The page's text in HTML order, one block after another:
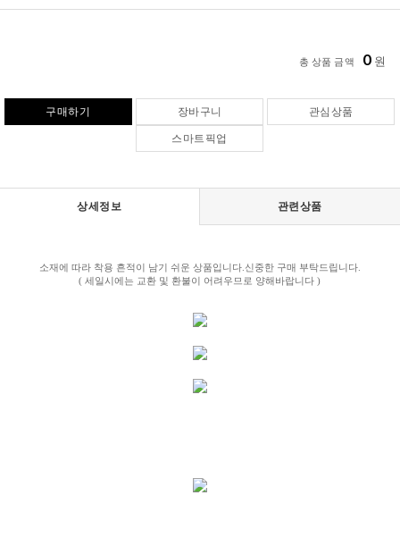
총 상품 금액 0 원
구매하기 장바구니
관심상품
스마트픽업
상세정보 관련상품
소재에 따라 착용 흔적이 남기 쉬운 상품입니다.신중한 구매 부탁드립니다.
( 세일시에는 교환 및 환불이 어려우므로 양해바랍니다 )